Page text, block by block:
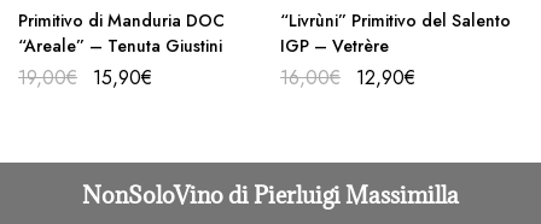
Primitivo di Manduria DOC
“Areale” – Tenuta Giustini
19,00€ 15,90€
“Livrùni” Primitivo del Salento
IGP – Vetrère
16,00€ 12,90€
NonSoloVino di Pierluigi Massimilla